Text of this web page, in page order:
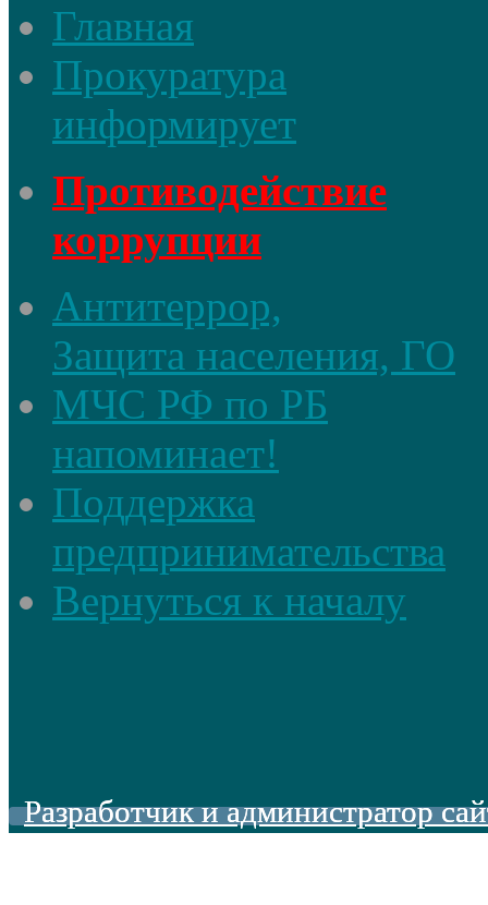
Главная
Прокуратура
информирует
Противодействие
коррупции
Антитеррор,
Защита населения, ГО
МЧС РФ по РБ
напоминает!
Поддержка
предпринимательства
Вернуться к началу
Разработчик и администратор